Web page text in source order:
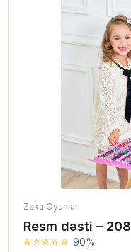
Zəka Oyunları
Resm dəsti – 208
90%